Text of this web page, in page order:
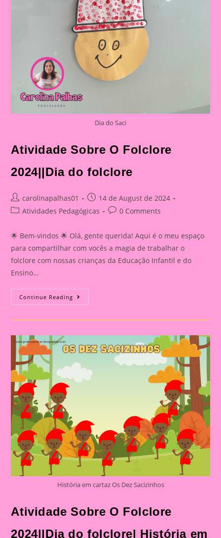
Dia do Saci
Atividade Sobre O Folclore
2024||Dia do folclore
Post
author:
carolinapalhas01
Post
published:
14 de August de 2024
PostAtividades Pedagógicas
Post0 Comments
🌟 Bem-vindos 🌟 Olá, gente querida! Aqui é o meu espaço
para compartilhar com vocês a magia de trabalhar o
folclore com nossas crianças da Educação Infantil e do
Ensino…
Continue Reading Atividade
Sobre
Folclore
História em cartaz Os Dez Sacizinhos
Atividade Sobre O Folclore
2024||Dia do folclore| História em